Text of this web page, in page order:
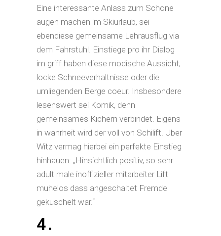
Eine interessante Anlass zum Schone
augen machen im Skiurlaub, sei
ebendiese gemeinsame Lehrausflug via
dem Fahrstuhl. Einstiege pro ihr Dialog
im griff haben diese modische Aussicht,
locke Schneeverhaltnisse oder die
umliegenden Berge coeur. Insbesondere
lesenswert sei Komik, denn
gemeinsames Kichern verbindet. Eigens
in wahrheit wird der voll von Schilift. Uber
Witz vermag hierbei ein perfekte Einstieg
hinhauen: „Hinsichtlich positiv, so sehr
adult male inoffizieller mitarbeiter Lift
muhelos dass angeschaltet Fremde
gekuschelt war.“
4.